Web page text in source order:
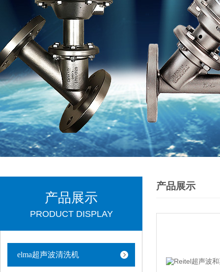
产品展示
PRODUCT DISPLAY
elma超声波清洗机
产品展示